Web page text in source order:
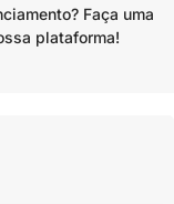
Faça uma
plataforma!